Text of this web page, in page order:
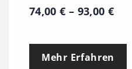
74,00€ – 93,00 €P
e
Mehr Erfahren